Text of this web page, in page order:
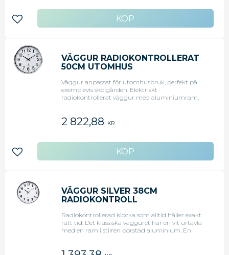
Lägg till i favoriter
VÄGGUR RADIOKONTROLLERAT
50CM UTOMHUS
Väggur anpassat för utomhusbruk, perfekt på
exemplevis skolgården. Elektriskt
radiokontrollerat väggur med aluminiumram.
Diameter: 500 mm - Adapter ingår
2 822,88 KR
Lägg till i favoriter
VÄGGUR SILVER 38CM
RADIOKONTROLL
Radiokontrollerad klocka som alltid håller exakt
rätt tid. Det klassiska vägguret har en vit urtavla
med en ram i stilren borstad aluminium. En
vintertid. Den radiokontrollerade ställs